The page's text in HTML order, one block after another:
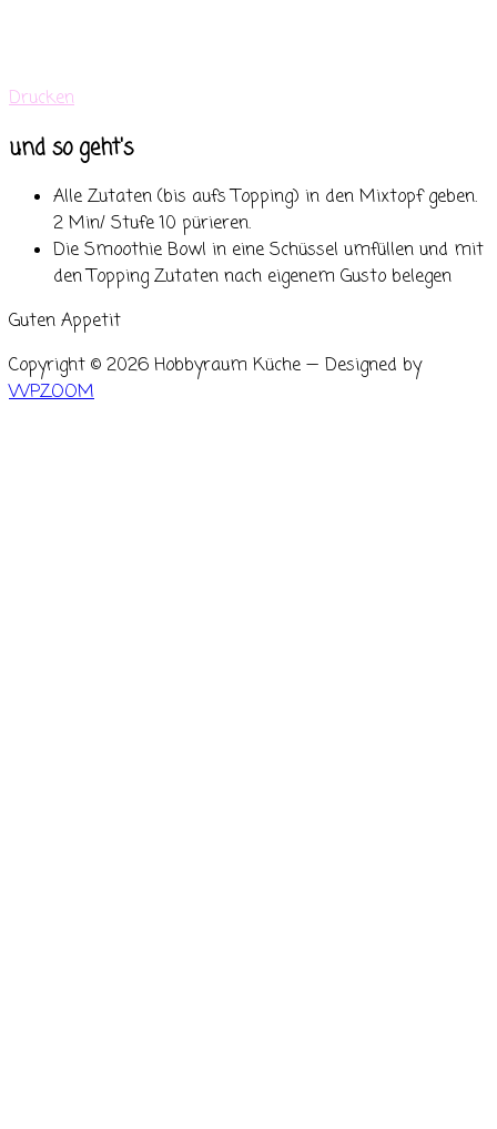
Drucken
und so geht's
Alle Zutaten (bis aufs Topping) in den Mixtopf geben.
2 Min/ Stufe 10 pürieren.
Die Smoothie Bowl in eine Schüssel umfüllen und mit
den Topping Zutaten nach eigenem Gusto belegen
Guten Appetit
Copyright © 2026 Hobbyraum Küche — Designed by
WPZOOM